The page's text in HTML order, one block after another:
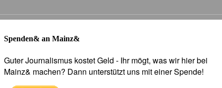
Spenden& an Mainz&
Guter Journalismus kostet Geld - Ihr mögt, was wir hier bei
Mainz& machen? Dann unterstützt uns mit einer Spende!